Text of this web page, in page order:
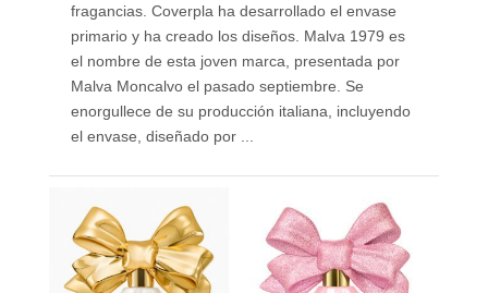
fragancias. Coverpla ha desarrollado el envase
primario y ha creado los diseños. Malva 1979 es
el nombre de esta joven marca, presentada por
Malva Moncalvo el pasado septiembre. Se
enorgullece de su producción italiana, incluyendo
el envase, diseñado por ...